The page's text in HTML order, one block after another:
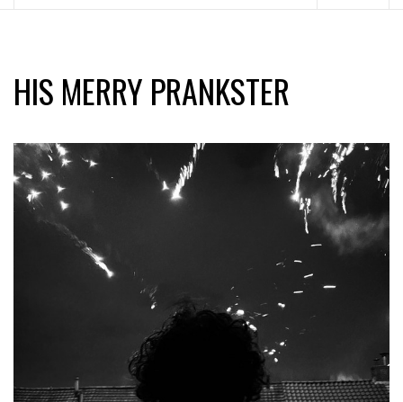
HIS MERRY PRANKSTER